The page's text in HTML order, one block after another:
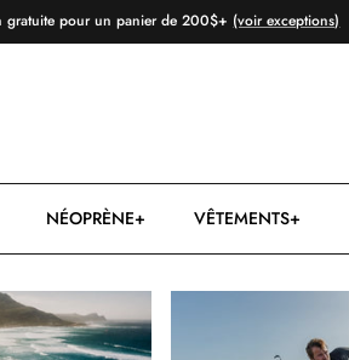
gratuite pour un panier de 200$+ (voir exceptions)
NÉOPRÈNE+ VÊTEMENTS+